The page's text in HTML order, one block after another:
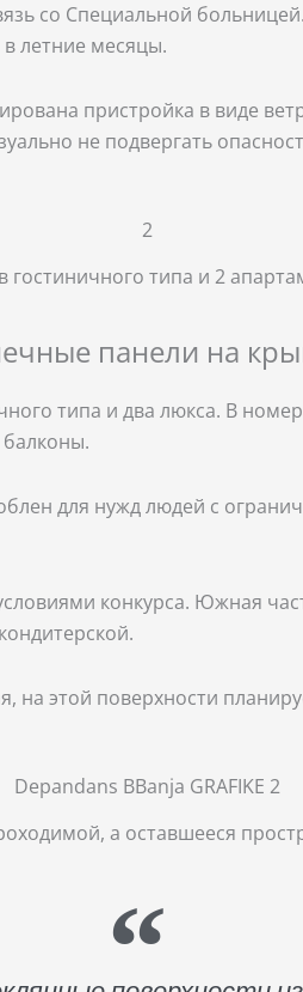
со Специальной
летние месяцы.
пристройка в виде
не подвергать
типа и 2
панели на
типа и два люкса. В
балконы.
для нужд людей с
конкурса. Южная
этой поверхности
а оставшееся